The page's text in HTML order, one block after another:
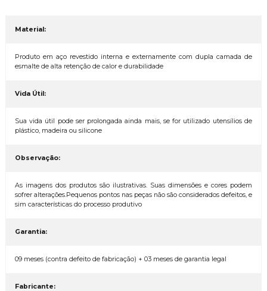
Material:
Produto em aço revestido interna e externamente com dupla camada de
esmalte de alta retenção de calor e durabilidade
Vida Útil:
Sua vida útil pode ser prolongada ainda mais, se for utilizado utensílios de
plástico, madeira ou silicone
Observação:
As imagens dos produtos são ilustrativas. Suas dimensões e cores podem
sofrer alterações.Pequenos pontos nas peças não são considerados defeitos, e
sim características do processo produtivo
Garantia:
09 meses (contra defeito de fabricação) + 03 meses de garantia legal
Fabricante: